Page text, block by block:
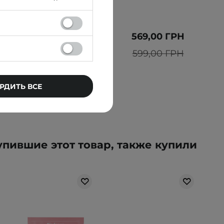
819,00 ГРН
778,00 ГРН
599,00 ГРН
569,00 ГРН
этот товар, также купили
ВСЕ